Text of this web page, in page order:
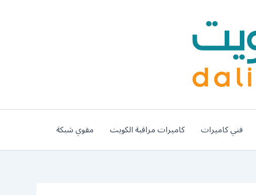
فني كاميرات كاميرات مراقبة الكويت مقوي شبكة